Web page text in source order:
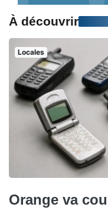
À découvrir
Locales
Orange va